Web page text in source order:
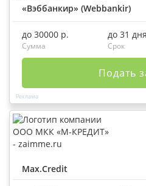
«Вэббанкир» (Webbankir)
до 30000 р.
Сумма
до 31 дня
Срок
Подать
Max.Credit